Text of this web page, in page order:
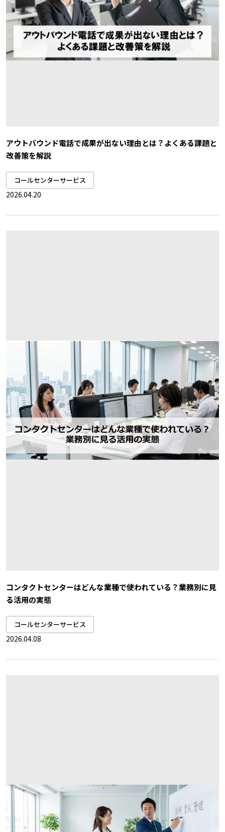
アウトバウンド電話で成果が出ない理由とは？よくある課題と
改善策を解説
コールセンターサービス
2026.04.20
コンタクトセンターはどんな業種で使われている？業務別に見
る活用の実態
コールセンターサービス
2026.04.08